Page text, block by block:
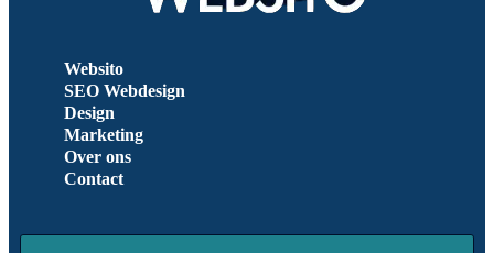
Websito
SEO Webdesign
Design
Marketing
Over ons
Contact